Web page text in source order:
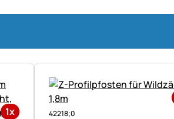
1x 42218;0